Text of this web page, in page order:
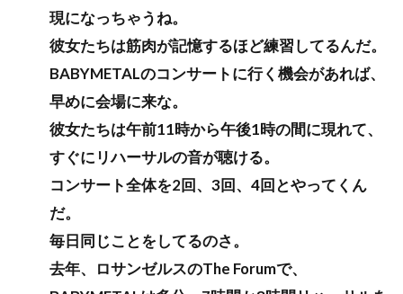
現になっちゃうね。
彼女たちは筋肉が記憶するほど練習してるんだ。
BABYMETALのコンサートに行く機会があれば、
早めに会場に来な。
彼女たちは午前11時から午後1時の間に現れて、
すぐにリハーサルの音が聴ける。
コンサート全体を2回、3回、4回とやってくん
だ。
毎日同じことをしてるのさ。
去年、ロサンゼルスのThe Forumで、